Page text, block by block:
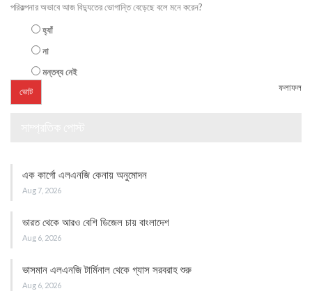
পরিকল্পনার অভাবে আজ বিদ্যুতের ভোগান্তি বেড়েছে বলে মনে করেন?
হ্যাঁ
না
মন্তব্য নেই
ফলাফল
এক কার্গো এলএনজি কেনায় অনুমোদন
Aug 7, 2026
ভারত থেকে আরও বেশি ডিজেল চায় বাংলাদেশ
Aug 6, 2026
ভাসমান এলএনজি টার্মিনাল থেকে গ্যাস সরবরাহ শুরু
Aug 6, 2026